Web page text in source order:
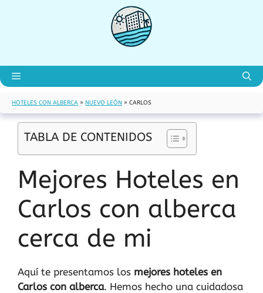
Menú
HOTELES CON ALBERCA » NUEVO LEÓN » CARLOS
TABLA DE CONTENIDOS
Mejores Hoteles en
Carlos con alberca
cerca de mi
Aquí te presentamos los mejores hoteles en
Carlos con alberca. Hemos hecho una cuidadosa